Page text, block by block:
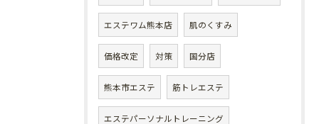
エステワム熊本店 肌のくすみ
価格改定 対策 国分店
熊本市エステ 筋トレエステ
エステパーソナルトレーニング